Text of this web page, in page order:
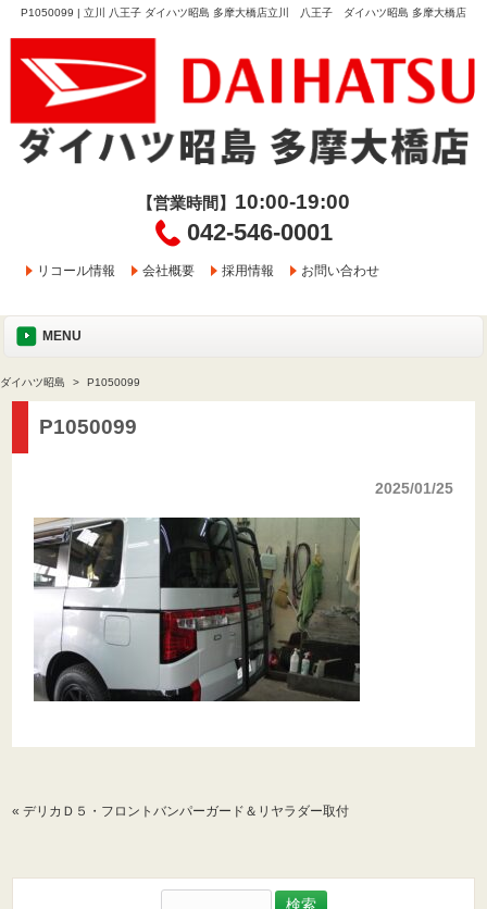
P1050099 | 立川 八王子 ダイハツ昭島 多摩大橋店立川 八王子 ダイハツ昭島 多摩大橋店
【営業時間】 10:00-19:00
042-546-0001
リコール情報 会社概要 採用情報 お問い合わせ
MENU
ダイハツ昭島 P1050099
P1050099
2025/01/25
«デリカＤ５・フロントバンパーガード＆リヤラダー取付